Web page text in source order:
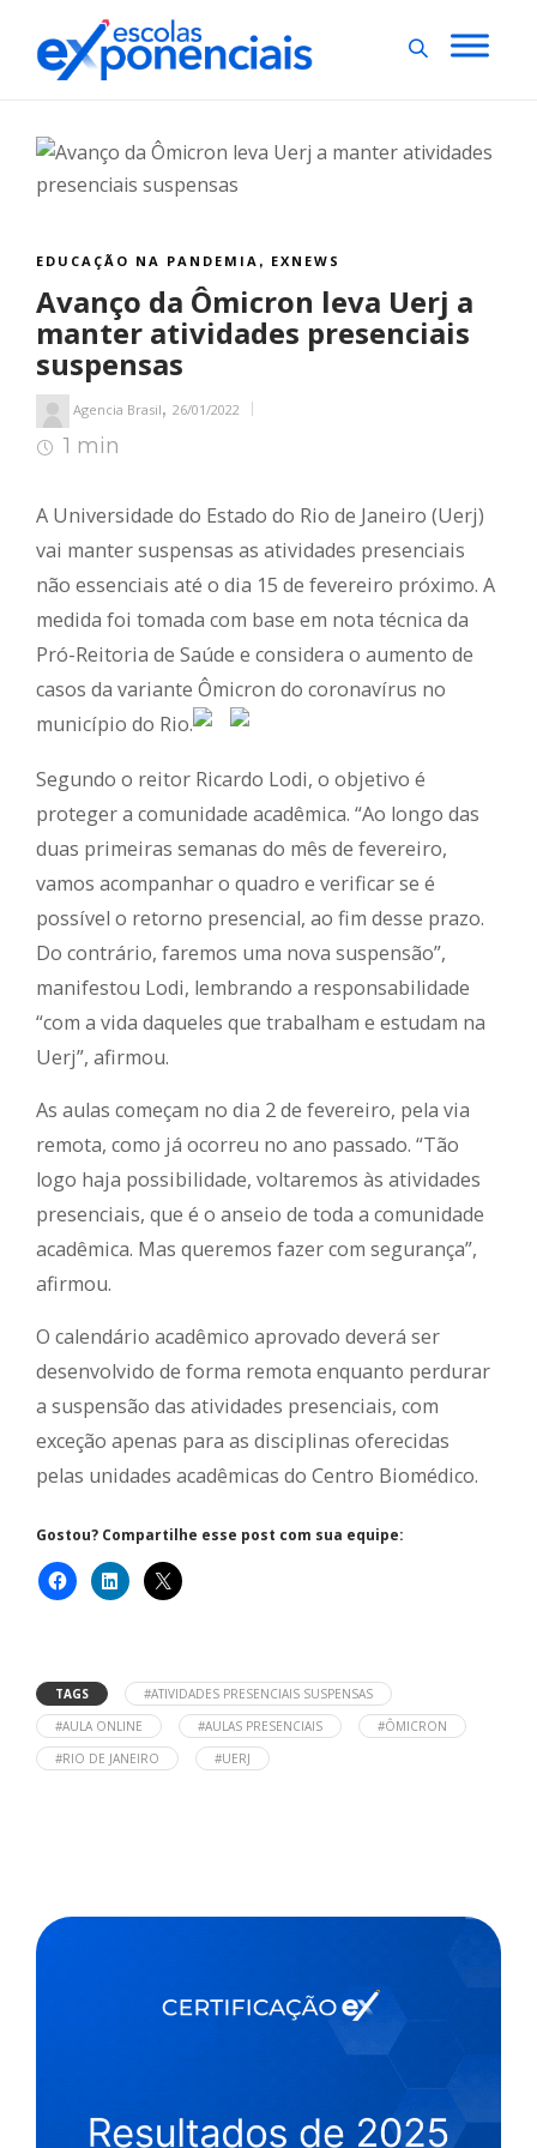
EDUCAÇÃO NA PANDEMIA , EXNEWS
Avanço da Ômicron leva Uerj a
manter atividades presenciais
suspensas
Agencia Brasil, 26/01/2022
1 min
A Universidade do Estado do Rio de Janeiro (Uerj)
vai manter suspensas as atividades presenciais
não essenciais até o dia 15 de fevereiro próximo. A
medida foi tomada com base em nota técnica da
Pró-Reitoria de Saúde e considera o aumento de
casos da variante Ômicron do coronavírus no
município do Rio.
Segundo o reitor Ricardo Lodi, o objetivo é
proteger a comunidade acadêmica. “Ao longo das
duas primeiras semanas do mês de fevereiro,
vamos acompanhar o quadro e verificar se é
possível o retorno presencial, ao fim desse prazo.
Do contrário, faremos uma nova suspensão”,
manifestou Lodi, lembrando a responsabilidade
“com a vida daqueles que trabalham e estudam na
Uerj”, afirmou.
As aulas começam no dia 2 de fevereiro, pela via
remota, como já ocorreu no ano passado. “Tão
logo haja possibilidade, voltaremos às atividades
presenciais, que é o anseio de toda a comunidade
acadêmica. Mas queremos fazer com segurança”,
afirmou.
O calendário acadêmico aprovado deverá ser
desenvolvido de forma remota enquanto perdurar
a suspensão das atividades presenciais, com
exceção apenas para as disciplinas oferecidas
pelas unidades acadêmicas do Centro Biomédico.
Gostou? Compartilhe esse post com sua equipe:
TAGS
#ATIVIDADES PRESENCIAIS SUSPENSAS
#AULA ONLINE
#AULAS PRESENCIAIS
#ÔMICRON
#RIO DE JANEIRO
#UERJ